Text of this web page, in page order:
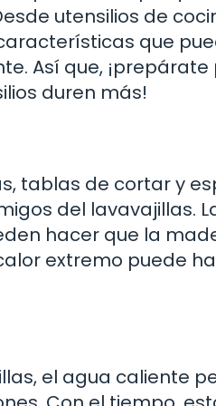
utensilios de
que
Así que,
duren más!
tablas de cortar y
del lavavajillas.
hacer que la
extremo puede
el agua caliente